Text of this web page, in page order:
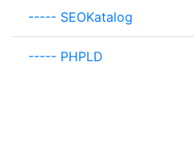
----- SEOKatalog
----- PHPLD